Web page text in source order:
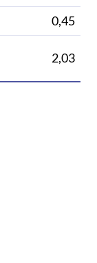
0,45
2,03